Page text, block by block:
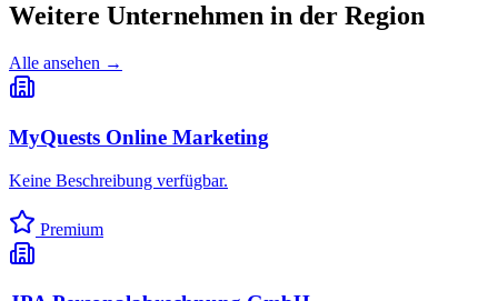
Weitere Unternehmen in der Region
Alle ansehen →
MyQuests Online Marketing
Keine Beschreibung verfügbar.
Premium